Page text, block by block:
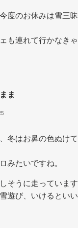
度のお休みは雪三昧
も連れて行かなきゃ
ま
冬はお鼻の色ぬけ
みたいですね。
そうに走っています
遊び、いけるといい